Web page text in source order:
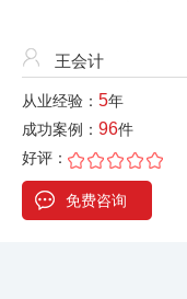
王会计
从业经验： 5年
成功案例： 96件
好评：
免费咨询